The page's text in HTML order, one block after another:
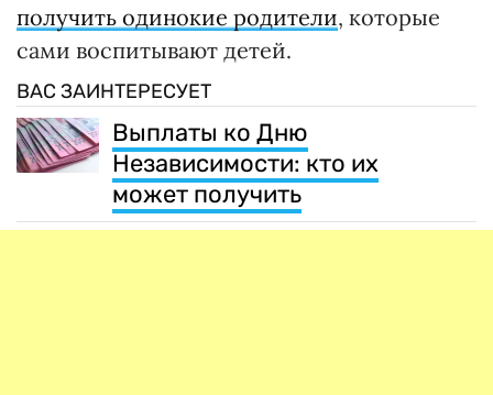
получить одинокие родители, которые
сами воспитывают детей.
ВАС ЗАИНТЕРЕСУЕТ
Выплаты ко Дню
Независимости: кто их
может получить